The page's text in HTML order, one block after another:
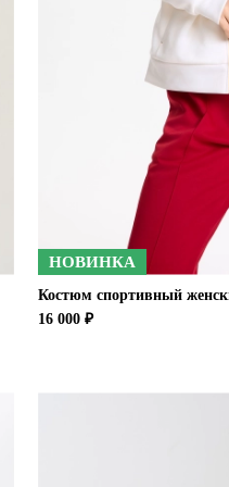
НОВИНКА
Костюм спортивный
16 000 ₽